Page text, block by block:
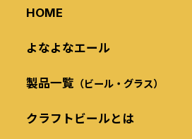
HOME
よなよなエール
製品一覧 （ビール・グラス）
クラフトビールとは